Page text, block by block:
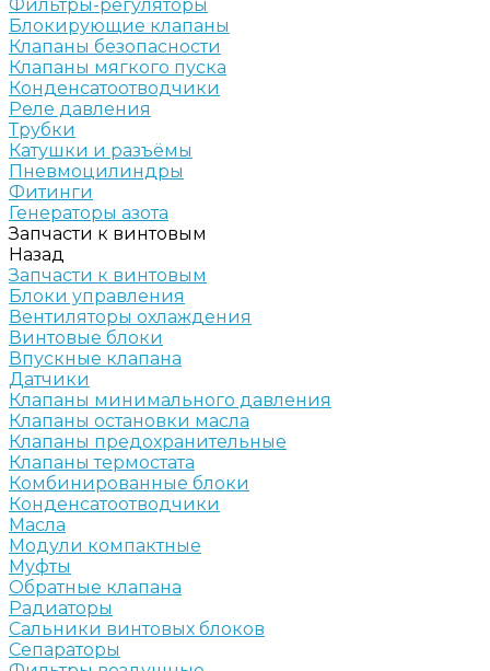
Фильтры-регуляторы
Блокирующие клапаны
Клапаны безопасности
Клапаны мягкого пуска
Конденсатоотводчики
Реле давления
Трубки
Катушки и разъёмы
Пневмоцилиндры
Фитинги
Генераторы азота
Запчасти к винтовым
Назад
Запчасти к винтовым
Блоки управления
Вентиляторы охлаждения
Винтовые блоки
Впускные клапана
Датчики
Клапаны минимального давления
Клапаны остановки масла
Клапаны предохранительные
Клапаны термостата
Комбинированные блоки
Конденсатоотводчики
Масла
Модули компактные
Муфты
Обратные клапана
Радиаторы
Сальники винтовых блоков
Сепараторы